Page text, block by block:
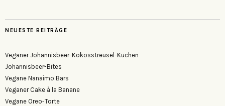
NEUESTE BEITRÄGE
Veganer Johannisbeer-Kokosstreusel-Kuchen
Johannisbeer-Bites
Vegane Nanaimo Bars
Veganer Cake à la Banane
Vegane Oreo-Torte